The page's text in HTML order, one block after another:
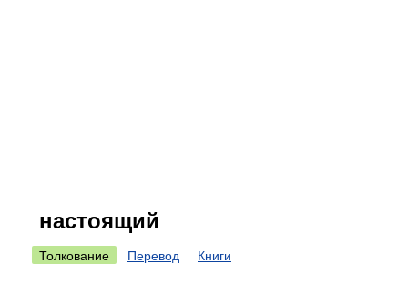
настоящий
Толкование Перевод Книги